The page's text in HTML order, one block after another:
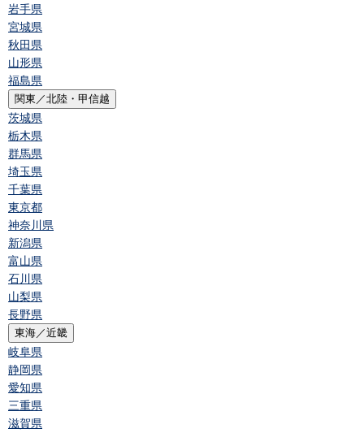
岩手県
宮城県
秋田県
山形県
福島県
関東／北陸・甲信越
茨城県
栃木県
群馬県
埼玉県
千葉県
東京都
神奈川県
新潟県
富山県
石川県
山梨県
長野県
東海／近畿
岐阜県
静岡県
愛知県
三重県
滋賀県